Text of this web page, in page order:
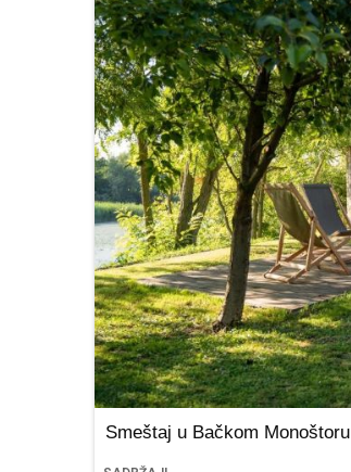
Smeštaj u Bačkom Monoštoru